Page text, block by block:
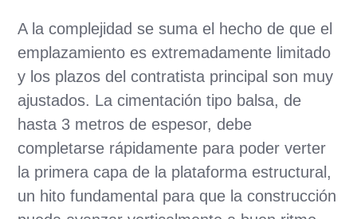
A la complejidad se suma el hecho de que el
emplazamiento es extremadamente limitado
y los plazos del contratista principal son muy
ajustados. La cimentación tipo balsa, de
hasta 3 metros de espesor, debe
completarse rápidamente para poder verter
la primera capa de la plataforma estructural,
un hito fundamental para que la construcción